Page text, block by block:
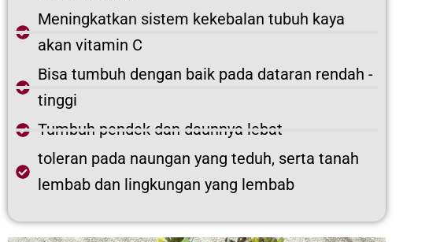
Meningkatkan sistem kekebalan tubuh kaya
akan vitamin C
Bisa tumbuh dengan baik pada dataran rendah -
tinggi
Tumbuh pendek dan daunnya lebat
toleran pada naungan yang teduh, serta tanah
lembab dan lingkungan yang lembab